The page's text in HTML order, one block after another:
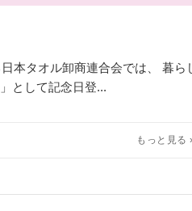
本タオル卸商連合会では、 暮
として記念日登...